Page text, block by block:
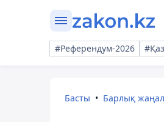
#Референдум-2026
Басты Барлық